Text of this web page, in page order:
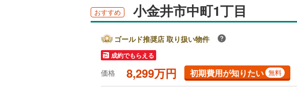
おすすめ 小金井市中町1丁目
ゴールド推奨店 取り扱い物件
成約でもらえる
価格 8,299万円 初期費用が知りたい 無料